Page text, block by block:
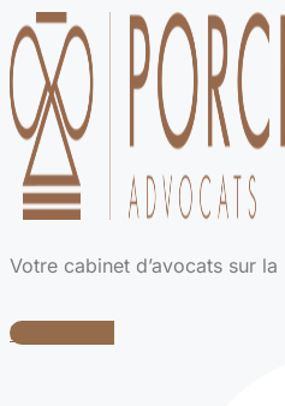
Votre cabinet d’avocats sur la
Facebook-f